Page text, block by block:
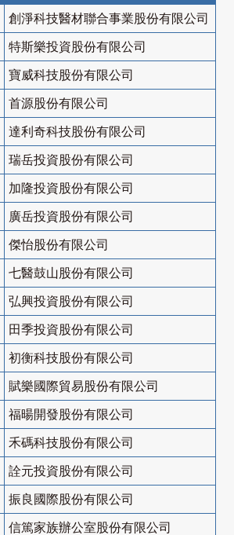
創淨科技醫材聯合事業股份有限公司
特斯樂投資股份有限公司
寶威科技股份有限公司
首源股份有限公司
達利奇科技股份有限公司
瑞岳投資股份有限公司
加隆投資股份有限公司
廣岳投資股份有限公司
傑怡股份有限公司
七醫鼓山股份有限公司
弘興投資股份有限公司
田季投資股份有限公司
初衡科技股份有限公司
賦樂國際貿易股份有限公司
福暘開發股份有限公司
禾碼科技股份有限公司
詮元投資股份有限公司
振良國際股份有限公司
信篤家族辦公室股份有限公司